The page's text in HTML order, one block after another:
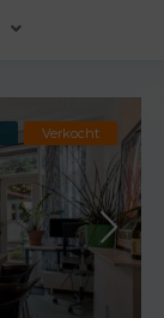
Verkocht